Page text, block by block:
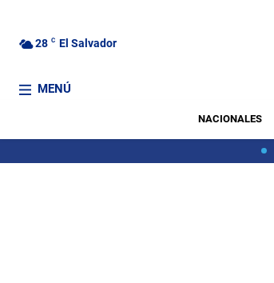
28 C El Salvador
MENÚ
NACIONALES